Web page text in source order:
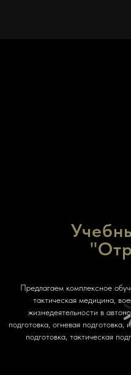
Предлагаем комплексное
тактическая медицина,
жизнедеятельности в
подготовка, огневая
подготовка, тактическая